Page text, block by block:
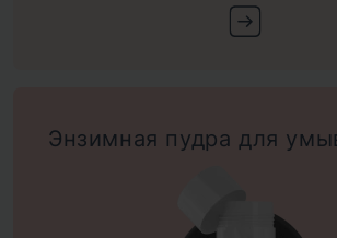
Энзимная пудра для